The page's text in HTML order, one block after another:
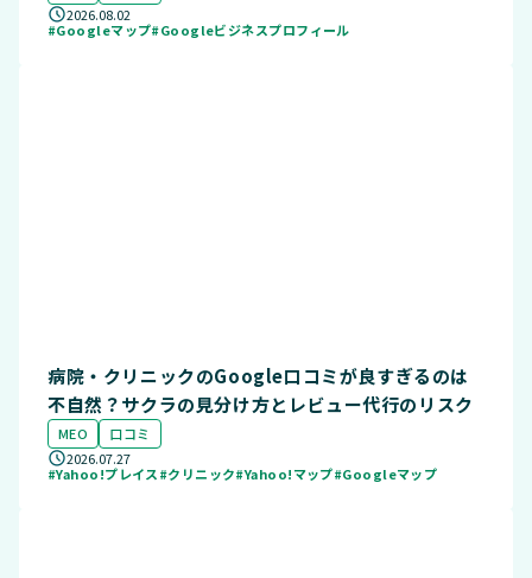
2026.08.02
#Googleマップ#Googleビジネスプロフィール
病院・クリニックのGoogle口コミが良すぎるのは
不自然？サクラの見分け方とレビュー代行のリスク
MEO
口コミ
2026.07.27
#Yahoo!プレイス#クリニック#Yahoo!マップ#Googleマップ